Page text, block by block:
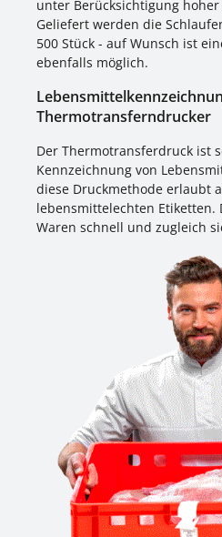
unter Berücksichtigung
Geliefert werden die
500 Stück - auf Wunsch ist
ebenfalls möglich.
Thermotransferndrucker
Der Thermotransferdruck ist
Kennzeichnung von
diese Druckmethode erlaubt
lebensmittelechten Etiketten.
Waren schnell und zugleich